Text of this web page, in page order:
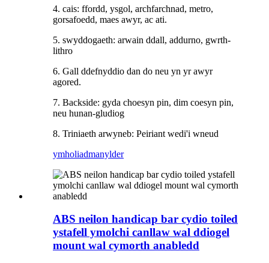
4. cais: ffordd, ysgol, archfarchnad, metro,
gorsafoedd, maes awyr, ac ati.
5. swyddogaeth: arwain ddall, addurno, gwrth-
lithro
6. Gall ddefnyddio dan do neu yn yr awyr
agored.
7. Backside: gyda choesyn pin, dim coesyn pin,
neu hunan-gludiog
8. Triniaeth arwyneb: Peiriant wedi'i wneud
ymholiadmanylder
ABS neilon handicap bar cydio toiled
ystafell ymolchi canllaw wal ddiogel
mount wal cymorth anabledd